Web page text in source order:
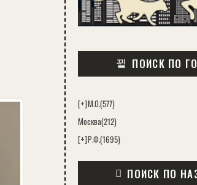
ПОИСК ПО
[+]М.О.(577)
Москва(212)
[+]Р.Ф.(1695)
ПОИСК ПО